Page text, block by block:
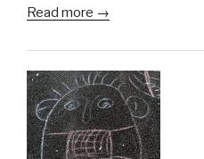
Read more →